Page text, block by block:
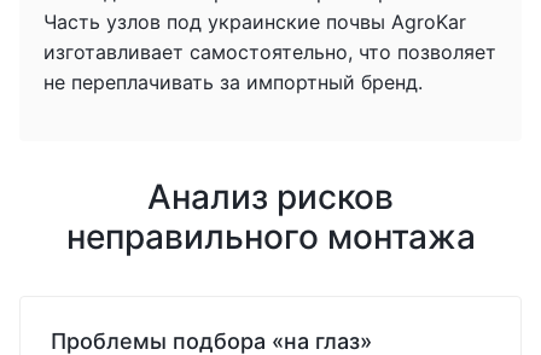
Часть узлов под украинские почвы AgroKar
изготавливает самостоятельно, что позволяет
не переплачивать за импортный бренд.
Анализ рисков
неправильного монтажа
Проблемы подбора «на глаз»